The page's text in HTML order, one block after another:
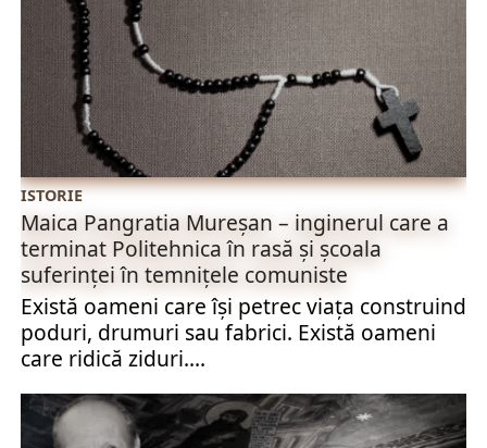
ISTORIE
Maica Pangratia Mureșan – inginerul care a
terminat Politehnica în rasă și școala
suferinței în temnițele comuniste
Există oameni care își petrec viața construind
poduri, drumuri sau fabrici. Există oameni
care ridică ziduri....